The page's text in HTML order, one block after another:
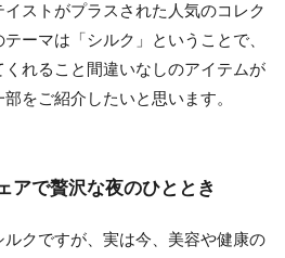
ストがプラスされた人気のコレク
ーマは「シルク」ということで、
れること間違いなしのアイテムが
をご紹介したいと思います。
アで贅沢な夜のひととき
クですが、実は今、美容や健康の